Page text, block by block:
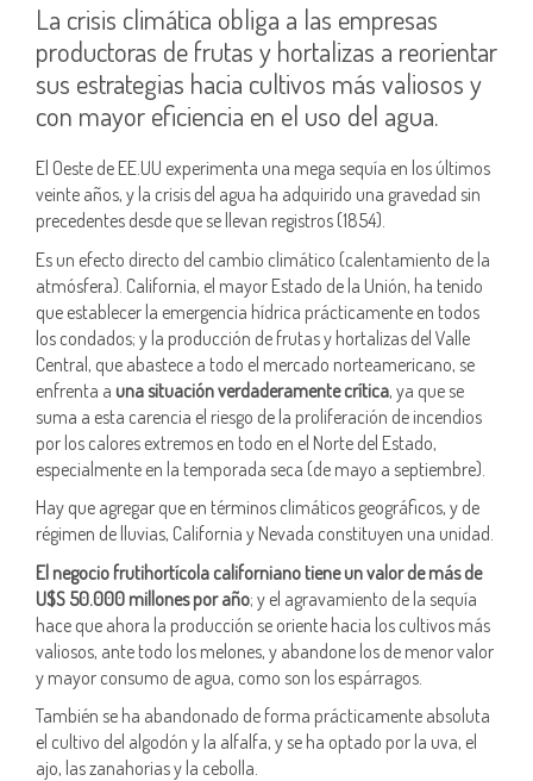
La crisis climática obliga a las empresas
productoras de frutas y hortalizas a reorientar
sus estrategias hacia cultivos más valiosos y
con mayor eficiencia en el uso del agua.
El Oeste de EE.UU experimenta una mega sequía en los últimos
veinte años, y la crisis del agua ha adquirido una gravedad sin
precedentes desde que se llevan registros (1854).
Es un efecto directo del cambio climático (calentamiento de la
atmósfera). California, el mayor Estado de la Unión, ha tenido
que establecer la emergencia hídrica prácticamente en todos
los condados; y la producción de frutas y hortalizas del Valle
Central, que abastece a todo el mercado norteamericano, se
enfrenta a una situación verdaderamente crítica, ya que se
suma a esta carencia el riesgo de la proliferación de incendios
por los calores extremos en todo en el Norte del Estado,
especialmente en la temporada seca (de mayo a septiembre).
Hay que agregar que en términos climáticos geográficos, y de
régimen de lluvias, California y Nevada constituyen una unidad.
El negocio frutihortícola californiano tiene un valor de más de
U$S 50.000 millones por año; y el agravamiento de la sequía
hace que ahora la producción se oriente hacia los cultivos más
valiosos, ante todo los melones, y abandone los de menor valor
y mayor consumo de agua, como son los espárragos.
También se ha abandonado de forma prácticamente absoluta
el cultivo del algodón y la alfalfa, y se ha optado por la uva, el
ajo, las zanahorias y la cebolla.